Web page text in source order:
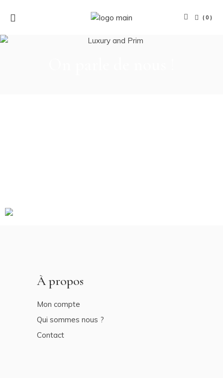
(0)
À propos
Mon compte
Qui sommes nous ?
Contact